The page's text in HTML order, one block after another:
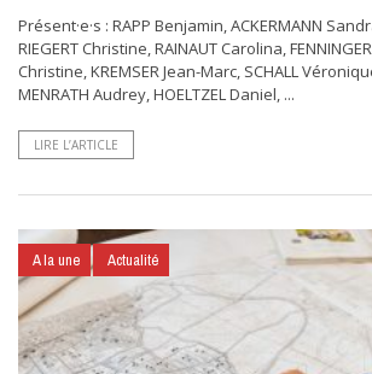
Présent·e·s : RAPP Benjamin, ACKERMANN
RIEGERT Christine, RAINAUT Carolina,
Christine, KREMSER Jean-Marc, SCHALL
MENRATH Audrey, HOELTZEL Daniel, ...
LIRE L’ARTICLE
A la une Actualité